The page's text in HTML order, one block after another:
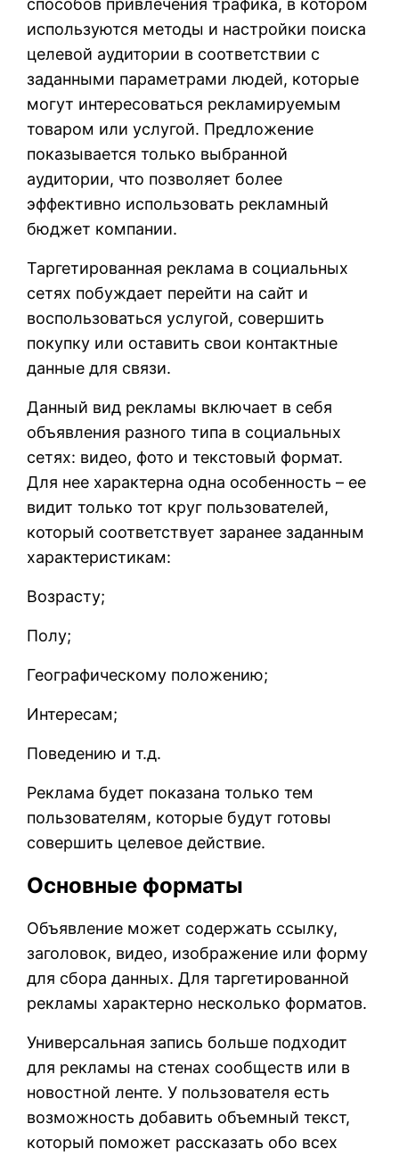
способов привлечения трафика, в котором
используются методы и настройки поиска
целевой аудитории в соответствии с
заданными параметрами людей, которые
могут интересоваться рекламируемым
товаром или услугой. Предложение
показывается только выбранной
аудитории, что позволяет более
эффективно использовать рекламный
бюджет компании.
Таргетированная реклама в социальных
сетях побуждает перейти на сайт и
воспользоваться услугой, совершить
покупку или оставить свои контактные
данные для связи.
Данный вид рекламы включает в себя
объявления разного типа в социальных
сетях: видео, фото и текстовый формат.
Для нее характерна одна особенность – ее
видит только тот круг пользователей,
который соответствует заранее заданным
характеристикам:
Возрасту;
Полу;
Географическому положению;
Интересам;
Поведению и т.д.
Реклама будет показана только тем
пользователям, которые будут готовы
совершить целевое действие.
Основные форматы
Объявление может содержать ссылку,
заголовок, видео, изображение или форму
для сбора данных. Для таргетированной
рекламы характерно несколько форматов.
Универсальная запись больше подходит
для рекламы на стенах сообществ или в
новостной ленте. У пользователя есть
возможность добавить объемный текст,
который поможет рассказать обо всех